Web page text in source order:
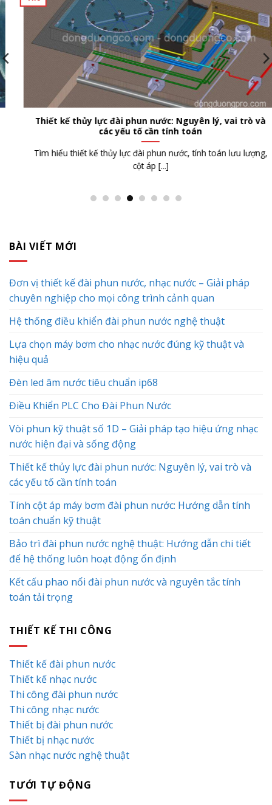
Thiết kế thủy lực đài phun nước: Nguyên lý, vai trò và
các yếu tố cần tính toán
Tìm hiểu thiết kế thủy lực đài phun nước, tính toán lưu lượng,
cột áp [...]
BÀI VIẾT MỚI
Đơn vị thiết kế đài phun nước, nhạc nước – Giải pháp
chuyên nghiệp cho mọi công trình cảnh quan
Hệ thống điều khiển đài phun nước nghệ thuật
Lựa chọn máy bơm cho nhạc nước đúng kỹ thuật và
hiệu quả
Đèn led âm nước tiêu chuẩn ip68
Điều Khiển PLC Cho Đài Phun Nước
Vòi phun kỹ thuật số 1D – Giải pháp tạo hiệu ứng nhạc
nước hiện đại và sống động
Thiết kế thủy lực đài phun nước: Nguyên lý, vai trò và
các yếu tố cần tính toán
Tính cột áp máy bơm đài phun nước: Hướng dẫn tính
toán chuẩn kỹ thuật
Bảo trì đài phun nước nghệ thuật: Hướng dẫn chi tiết
để hệ thống luôn hoạt động ổn định
Kết cấu phao nổi đài phun nước và nguyên tắc tính
toán tải trọng
THIẾT KẾ THI CÔNG
Thiết kế đài phun nước
Thiết kế nhạc nước
Thi công đài phun nước
Thi công nhạc nước
Thiết bị đài phun nước
Thiết bị nhạc nước
Sàn nhạc nước nghệ thuật
TƯỚI TỰ ĐỘNG